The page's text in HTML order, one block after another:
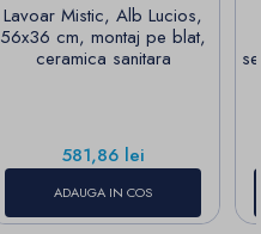
Lavoar Mistic, Alb Lucios,
56x36 cm, montaj pe blat,
ceramica sanitara
Pret
581,86 lei
ADAUGA IN COS